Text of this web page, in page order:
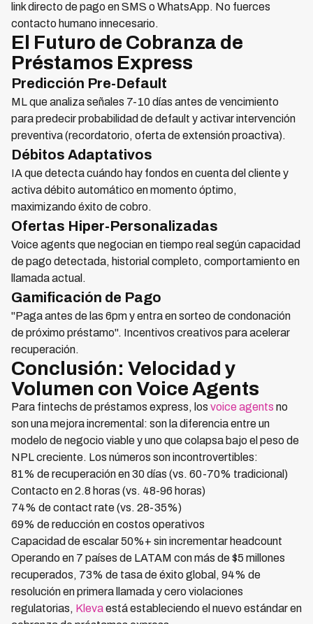
link directo de pago en SMS o WhatsApp. No fuerces
contacto humano innecesario.
El Futuro de Cobranza de
Préstamos Express
Predicción Pre-Default
ML que analiza señales 7-10 días antes de vencimiento
para predecir probabilidad de default y activar intervención
preventiva (recordatorio, oferta de extensión proactiva).
Débitos Adaptativos
IA que detecta cuándo hay fondos en cuenta del cliente y
activa débito automático en momento óptimo,
maximizando éxito de cobro.
Ofertas Hiper-Personalizadas
Voice agents que negocian en tiempo real según capacidad
de pago detectada, historial completo, comportamiento en
llamada actual.
Gamificación de Pago
"Paga antes de las 6pm y entra en sorteo de condonación
de próximo préstamo". Incentivos creativos para acelerar
recuperación.
Conclusión: Velocidad y
Volumen con Voice Agents
Para fintechs de préstamos express, los voice agents no
son una mejora incremental: son la diferencia entre un
modelo de negocio viable y uno que colapsa bajo el peso de
NPL creciente. Los números son incontrovertibles:
81% de recuperación en 30 días (vs. 60-70% tradicional)
Contacto en 2.8 horas (vs. 48-96 horas)
74% de contact rate (vs. 28-35%)
69% de reducción en costos operativos
Capacidad de escalar 50%+ sin incrementar headcount
Operando en 7 países de LATAM con más de $5 millones
recuperados, 73% de tasa de éxito global, 94% de
resolución en primera llamada y cero violaciones
regulatorias, Klevaestá estableciendo el nuevo estándar en